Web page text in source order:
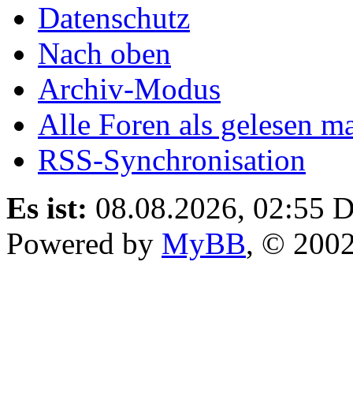
Datenschutz
Nach oben
Archiv-Modus
Alle Foren als gelesen
RSS-Synchronisation
Es ist: 08.08.2026, 02:55
Powered by MyBB, ©